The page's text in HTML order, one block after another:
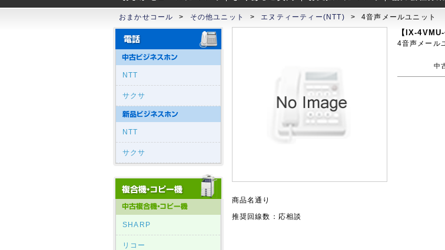
おまかせコール > その他ユニット > エヌティーティー(NTT) > 4音声メールユニット
NTT
サクサ
NTT
サクサ
SHARP
リコー
【IX-4VMU-
4音声メール
中
商品名通り
推奨回線数：応相談